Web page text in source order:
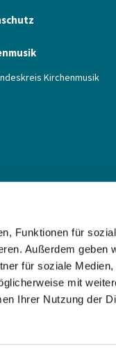
Funktionen für
Außerdem geben
für soziale Medien,
mit
Ihrer Nutzung der
Kirchenmusik